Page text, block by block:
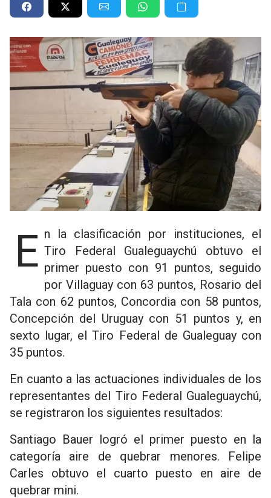
En la clasificación por instituciones, el Tiro Federal Gualeguaychú obtuvo el
primer puesto con 91 puntos, seguido
por Villaguay con 63 puntos, Rosario del
Tala con 62 puntos, Concordia con 58 puntos,
Concepción del Uruguay con 51 puntos y, en
sexto lugar, el Tiro Federal de Gualeguay con
35 puntos.
En cuanto a las actuaciones individuales de los
representantes del Tiro Federal Gualeguaychú,
se registraron los siguientes resultados:
Santiago Bauer logró el primer puesto en la
categoría aire de quebrar menores. Felipe
Carles obtuvo el cuarto puesto en aire de
quebrar mini.